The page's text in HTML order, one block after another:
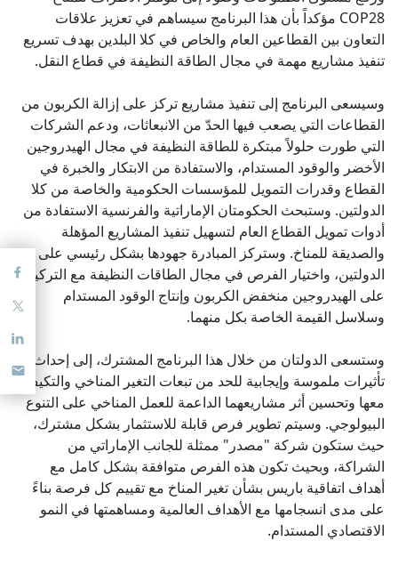
COP28 مؤكداً بأن هذا البرنامج سيساهم في تعزيز علاقات
التعاون بين القطاعين العام والخاص في كلا البلدين بهدف تسريع
تنفيذ مشاريع مهمة في مجال الطاقة النظيفة في قطاع النقل.
وسيسعى البرنامج إلى تنفيذ مشاريع تركز على إزالة الكربون من
القطاعات التي يصعب فيها الحدّ من الانبعاثات، ودعم الشركات
التي طورت حلولاً مبتكرة للطاقة النظيفة في مجال الهيدروجين
الأخضر والوقود المستدام، والاستفادة من الابتكار والخبرة في
القطاع وقدرات التمويل للمؤسسات الحكومية والخاصة من كلا
الدولتين. وستبحث الحكومتان الإماراتية والفرنسية الاستفادة من
أدوات تمويل القطاع العام لتسهيل تنفيذ المشاريع المؤهلة
والصديقة للمناخ. وستركز المبادرة جهودها بشكل رئيسي على
الدولتين، واختيار الفرص في مجال الطاقات النظيفة مع التركيز
على الهيدروجين منخفض الكربون وإنتاج الوقود المستدام
وسلاسل القيمة الخاصة بكل منهما.
وستسعى الدولتان من خلال هذا البرنامج المشترك، إلى إحداث
تأثيرات ملموسة وإيجابية للحد من تبعات التغير المناخي والتكيف
معها وتحسين أثر مشاريعهما الداعمة للعمل المناخي على التنوع
البيولوجي. وسيتم تطوير فرص قابلة للاستثمار بشكل مشترك،
حيث ستكون شركة "مصدر" ممثلة للجانب الإماراتي من
الشراكة، وبحيث تكون هذه الفرص متوافقة بشكل كامل مع
أهداف اتفاقية باريس بشأن تغير المناخ مع تقييم كل فرصة بناءً
على مدى انسجامها مع الأهداف العالمية ومساهمتها في النمو
الاقتصادي المستدام.